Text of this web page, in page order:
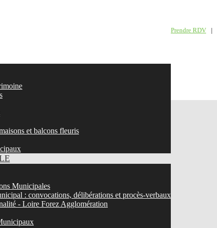
Prendre RDV |
et balcons fleuris
Municipales
: convocations, délibérations et procès-verbaux
- Loire Forez Agglomération